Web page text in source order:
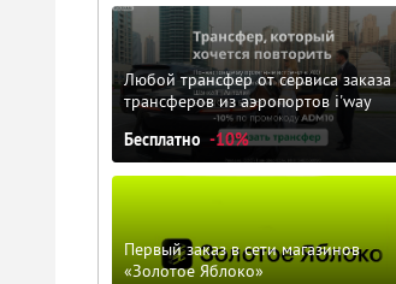
Любой трансфер от сервиса заказа
трансферов из аэропортов i'way
Бесплатно -10%
Первый заказ в сети магазинов
«Золотое Яблоко»